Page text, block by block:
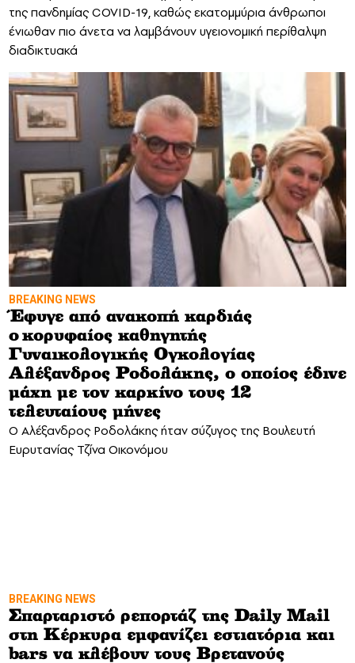
της πανδημίας COVID-19, καθώς εκατομμύρια άνθρωποι
ένιωθαν πιο άνετα να λαμβάνουν υγειονομική περίθαλψη
διαδικτυακά
BREAKING NEWS
Έφυγε από ανακοπή καρδιάς
ο κορυφαίος καθηγητής
Γυναικολογικής Ογκολογίας
Αλέξανδρος Ροδολάκης, ο οποίος έδινε
μάχη με τον καρκίνο τους 12
τελευταίους μήνες
Ο Αλέξανδρος Ροδολάκης ήταν σύζυγος της Βουλευτή
Ευρυτανίας Τζίνα Οικονόμου
BREAKING NEWS
Σπαρταριστό ρεπορτάζ της Daily Mail
στη Κέρκυρα εμφανίζει εστιατόρια και
bars να κλέβουν τους Βρετανούς